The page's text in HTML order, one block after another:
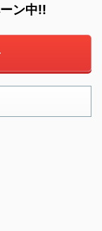
ン中!!